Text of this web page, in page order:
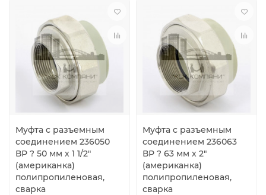
Муфта с разъемным
соединением 236050
ВР ? 50 мм х 1 1/2"
(американка)
полипропиленовая,
сварка
Муфта с разъемным
соединением 236063
ВР ? 63 мм х 2"
(американка)
полипропиленовая,
сварка